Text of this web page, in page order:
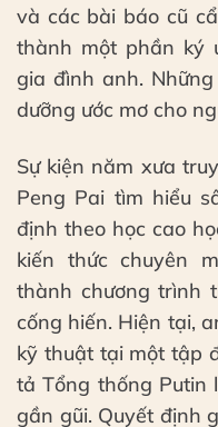
và các bài báo cũ
thành một phần ký
gia đình anh.
dưỡng ước mơ cho
Sự kiện năm xưa
Peng Pai tìm hiểu
định theo học cao
kiến thức chuyên
thành chương trình
cống hiến. Hiện tại,
kỹ thuật tại một tập
tả Tổng thống Putin
gần gũi. Quyết định